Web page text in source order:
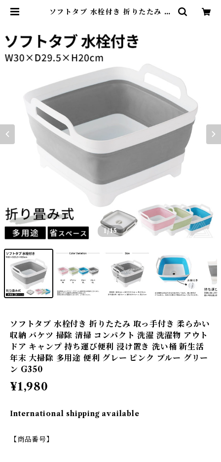
ソフトタブ 水栓付き 折りたたみ 取
ドア キャンプ 持ち運び便利 浸け置
き 洗い桶 新生活 年末 大掃除 多用
途 便利 グレー ピンク ブルー グリ
ーン G350 | DearKM ❤︎フレンチ
ブルドック孔明
1/15
ソフトタブ 水栓付き 折りたたみ 取っ手付き 柔らかい
収納 バケツ 掃除 清掃 コンパクト 洗濯 洗濯物 アウト
ドア キャンプ 持ち運び便利 浸け置き 洗い桶 新生活
年末 大掃除 多用途 便利 グレー ピンク ブルー グリー
ン G350
¥1,980
International shipping available
【商品番号】